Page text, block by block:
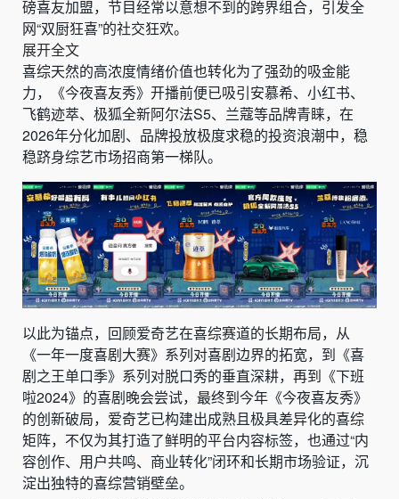
磅喜友加盟，节目经常以意想不到的跨界组合，引发全
网“双厨狂喜”的社交狂欢。
展开全文
喜综天然的高浓度情绪价值也转化为了强劲的吸金能
力，《今夜喜友秀》开播前便已吸引安慕希、小红书、
飞鹤迹萃、极狐全新阿尔法S5、兰蔻等品牌青睐，在
2026年分化加剧、品牌投放极度求稳的投资浪潮中，稳
稳跻身综艺市场招商第一梯队。
以此为锚点，回顾爱奇艺在喜综赛道的长期布局，从
《一年一度喜剧大赛》系列对喜剧边界的拓宽，到《喜
剧之王单口季》系列对脱口秀的垂直深耕，再到《下班
啦2024》的喜剧晚会尝试，最终到今年《今夜喜友秀》
的创新破局，爱奇艺已构建出成熟且极具差异化的喜综
矩阵，不仅为其打造了鲜明的平台内容标签，也通过“内
容创作、用户共鸣、商业转化”闭环和长期市场验证，沉
淀出独特的喜综营销壁垒。